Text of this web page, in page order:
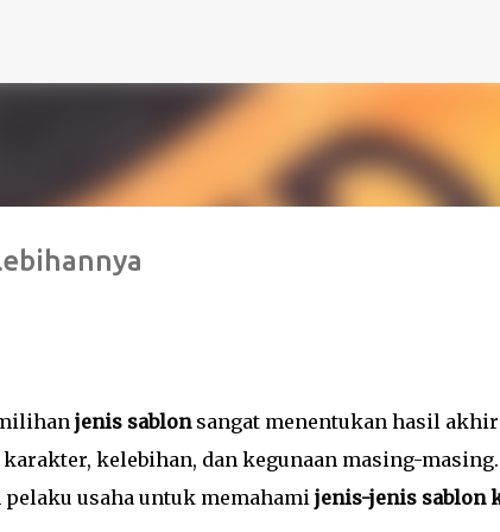
jenis sablonsangat menentukan hasil akhir
kelebihan, dan kegunaan masing-masing.
usaha untuk memahamijenis-jenis sablon